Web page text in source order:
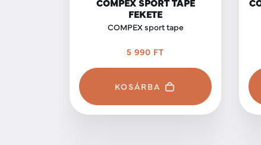
FEKETE
COMPEX sport tape
5 990 FT
KOSÁRBA